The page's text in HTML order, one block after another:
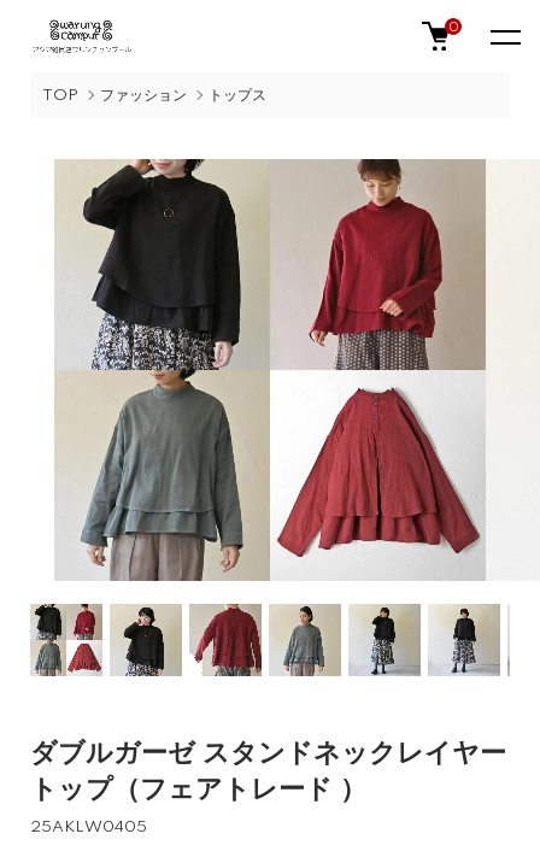
0
TOP ファッション トップス
ダブルガーゼ スタンドネックレイヤー
トップ（フェアトレード ）
25AKLW0405